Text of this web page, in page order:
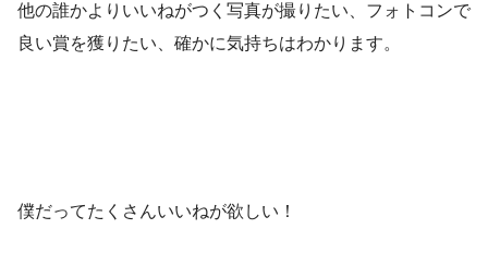
他の誰かよりいいねがつく写真が撮りたい、フォトコンで
良い賞を獲りたい、確かに気持ちはわかります。
僕だってたくさんいいねが欲しい！